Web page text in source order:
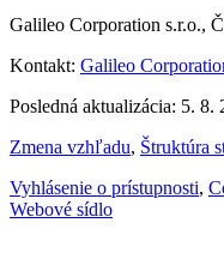
Galileo Corporation s.r.o.,
Kontakt: Galileo
Posledná aktualizácia: 5. 8.
Zmena vzhľadu, Štruktúra
Vyhlásenie o prístupnosti,
Webové sídlo